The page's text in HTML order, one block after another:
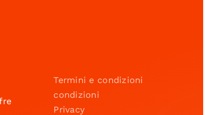
Termini e condizioni
condizioni
Privacy